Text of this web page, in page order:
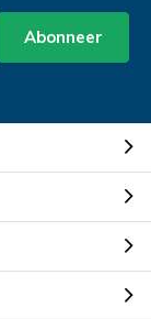
Abonneer